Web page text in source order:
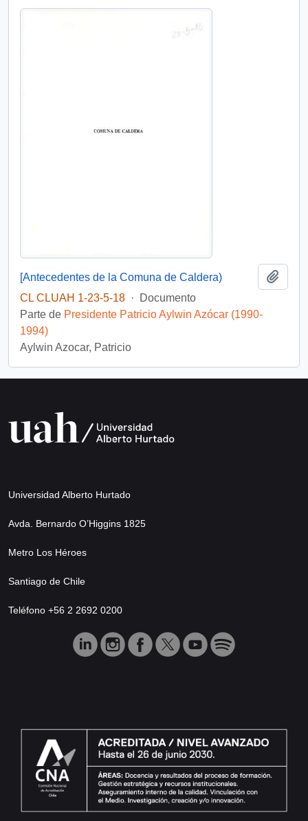
[Antecedentes de la Comuna de Caldera)
CL CLUAH 1-23-5-18 ·
Documento
Parte de Presidente Patricio Aylwin Azócar (1990-
1994)
Aylwin Azocar, Patricio
Universidad Alberto Hurtado
Avda. Bernardo O’Higgins 1825
Metro Los Héroes
Santiago de Chile
Teléfono +56 2 2692 0200